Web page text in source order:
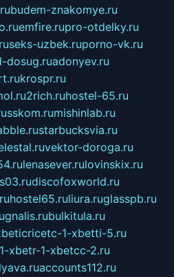
budem-znakomye.ru
emfire.rupro-otdelky.ru
seks-uzbek.ruporno-vk.ru
dosug.ruadonyev.ru
krospr.ru
2rich.ruhostel-65.ru
mishinlab.ru
starbucksvia.ru
vektor-doroga.ru
lenasever.rulovinskix.ru
discofoxworld.ru
hostel65.ruliura.ruglasspb.ru
gnalis.rubulkitula.ru
1-xbetti-5.ru
xbetr-1-xbetcc-2.ru
accounts112.ru